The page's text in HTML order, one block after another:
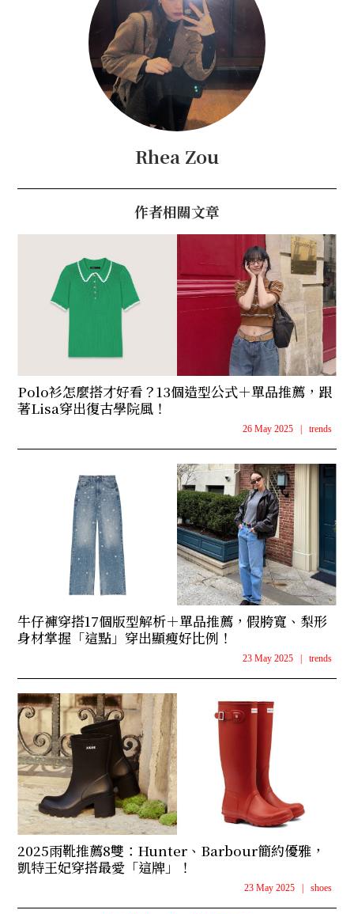
Rhea Zou
作者相關文章
Polo衫怎麼搭才好看？13個造型公式＋單品推薦，跟
著Lisa穿出復古學院風！
26 May 2025 trends
牛仔褲穿搭17個版型解析＋單品推薦，假胯寬、梨形
身材掌握「這點」穿出顯瘦好比例！
23 May 2025 trends
2025雨靴推薦8雙：Hunter、Barbour簡約優雅，
凱特王妃穿搭最愛「這牌」！
23 May 2025 shoes